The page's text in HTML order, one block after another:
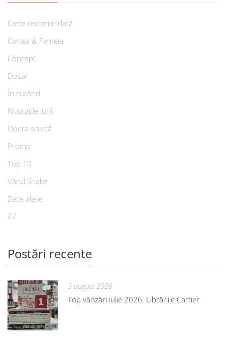
Carte recomandată
Cartea & Femeia
Concept
Dosar
În curând
Noutățile lunii
Opera scurtă
Promo
Top 10
Vărul Shake
Zece alese
ZZ
Postări recente
3 august 2026
Top vânzări iulie 2026. Librăriile Cartier